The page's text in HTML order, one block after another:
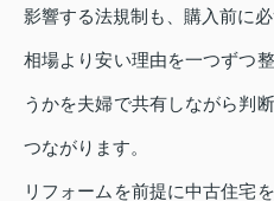
影響する法規制も、購入前に
相場より安い理由を一つずつ
うかを夫婦で共有しながら判
つながります。
リフォームを前提に中古住宅